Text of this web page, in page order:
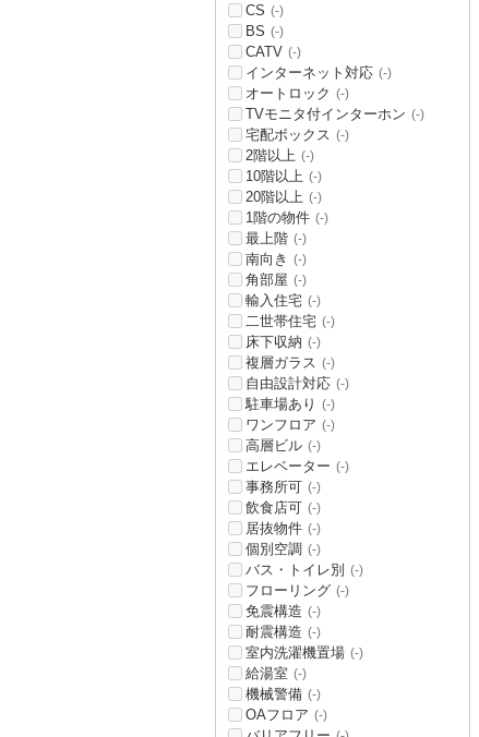
CS (-)
BS (-)
CATV (-)
インターネット対応 (-)
オートロック (-)
TVモニタ付インターホン (-)
宅配ボックス (-)
2階以上 (-)
10階以上 (-)
20階以上 (-)
1階の物件 (-)
最上階 (-)
南向き (-)
角部屋 (-)
輸入住宅 (-)
二世帯住宅 (-)
床下収納 (-)
複層ガラス (-)
自由設計対応 (-)
駐車場あり (-)
ワンフロア (-)
高層ビル (-)
エレベーター (-)
事務所可 (-)
飲食店可 (-)
居抜物件 (-)
個別空調 (-)
バス・トイレ別 (-)
フローリング (-)
免震構造 (-)
耐震構造 (-)
室内洗濯機置場 (-)
給湯室 (-)
機械警備 (-)
OAフロア (-)